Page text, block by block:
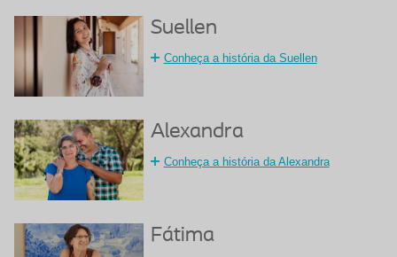
Suellen
Conheça a história da Suellen
Alexandra
Conheça a história da Alexandra
Fátima